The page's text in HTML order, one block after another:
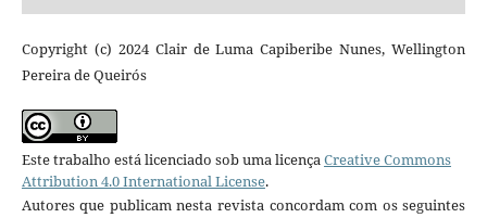
Copyright (c) 2024 Clair de Luma Capiberibe Nunes, Wellington
Pereira de Queirós
Este trabalho está licenciado sob uma licençaCreative Commons
Attribution 4.0 International License.
Autores que publicam nesta revista concordam com os seguintes